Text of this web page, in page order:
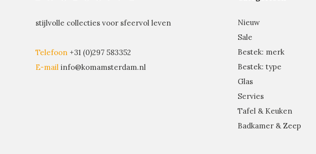
stijlvolle collecties voor sfeervol leven
Telefoon +31 (0)297 583352
E-mail info@komamsterdam.nl
Nieuw
Sale
Bestek: merk
Bestek: type
Glas
Servies
Tafel & Keuken
Badkamer & Zeep